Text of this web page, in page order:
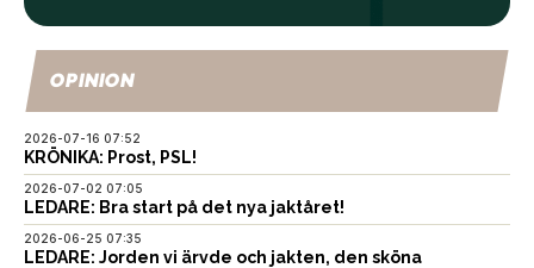
OPINION
2026-07-16 07:52
KRÖNIKA: Prost, PSL!
2026-07-02 07:05
LEDARE: Bra start på det nya jaktåret!
2026-06-25 07:35
LEDARE: Jorden vi ärvde och jakten, den sköna